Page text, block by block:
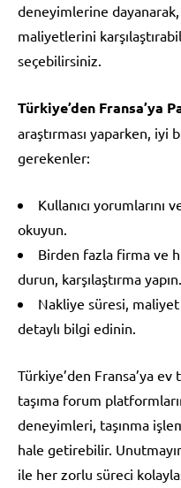
deneyimlerine
maliyetlerini
seçebilirsiniz.
Türkiye’den Fransa’ya
araştırması yaparken,
gerekenler:
Kullanıcı
okuyun.
Birden fazla firma ve
durun, karşılaştırma yapın.
Nakliye süresi,
detaylı bilgi edinin.
Türkiye’den Fransa’ya ev
taşıma forum
deneyimleri, taşınma
hale getirebilir.
ile her zorlu süreci